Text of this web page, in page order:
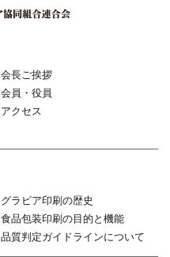
会長ご挨拶
会員・役員
アクセス
グラビア印刷の歴史
食品包装印刷の目的と機能
品質判定ガイドラインについて